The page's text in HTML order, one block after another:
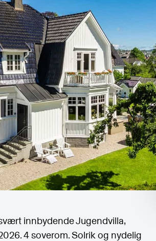
innbydende Jugendvilla,
4 soverom. Solrik og nydelig